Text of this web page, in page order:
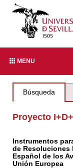
MENU
Búsqueda
Proyecto
Instrumentos
de Resoluciones
Español de los
Unión Europea